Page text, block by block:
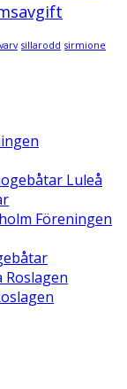
sillarodd sirmione
Luleå
Föreningen